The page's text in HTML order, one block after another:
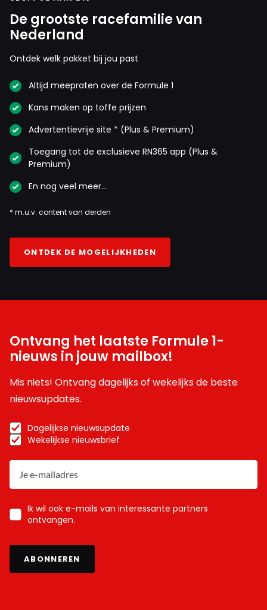
De grootste racefamilie van
Nederland
Ontdek welk pakket bij jou past
Altijd meepraten over de Formule 1
Kans maken op toffe prijzen
Advertentievrije site * (Plus & Premium)
Toegang tot de exclusieve RN365 app (Plus &
Premium)
En nog veel meer…
* m.u.v. content van derden
ONTDEK DE MOGELIJKHEDEN
Ontvang het laatste Formule 1-
nieuws in jouw mailbox!
Mis niets! Ontvang dagelijks of wekelijks de beste
nieuwsupdates.
Dagelijkse nieuwsupdate
Wekelijkse nieuwsbrief
Ik wil ook e-mails van interessante partners
ontvangen.
ABONNEREN